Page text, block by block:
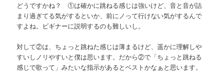
どうですかね？ ①は確かに跳ねる感じは強いけど、音と音が詰
まり過ぎてる気がするといか、前にノって行けない気がするんで
すよね。ビギナーに説明するのも難しいし。
対して②は、ちょっと跳ねた感じは薄まるけど、遥かに理解しや
すいしノリやすいと僕は思います。だから②で「ちょっと跳ねる
感じで歌って」みたいな指示があるとベストかなぁと思います。